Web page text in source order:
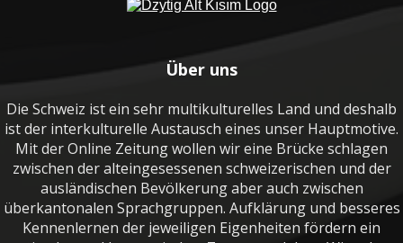
Über uns
Die Schweiz ist ein sehr multikulturelles Land und deshalb
ist der interkulturelle Austausch eines unser Hauptmotive.
Mit der Online Zeitung wollen wir eine Brücke schlagen
zwischen der alteingesessenen schweizerischen und der
ausländischen Bevölkerung aber auch zwischen
überkantonalen Sprachgruppen. Aufklärung und besseres
Kennenlernen der jeweiligen Eigenheiten fördern ein